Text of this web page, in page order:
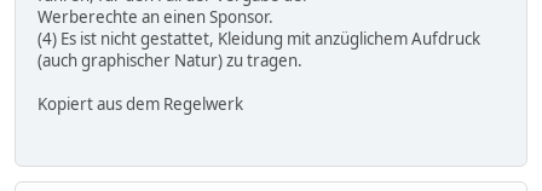
Werberechte an einen Sponsor.
(4) Es ist nicht gestattet, Kleidung mit anzüglichem Aufdruck
(auch graphischer Natur) zu tragen.
Kopiert aus dem Regelwerk